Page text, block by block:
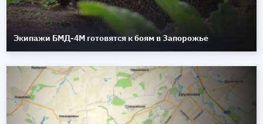
Экипажи БМД-4М готовятся к боям в Запорожье